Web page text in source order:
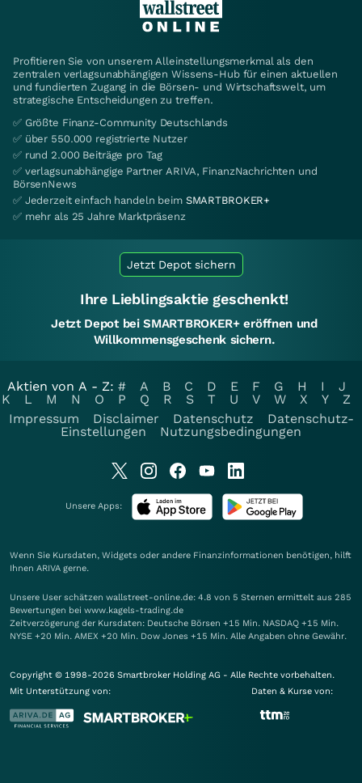
Profitieren Sie von unserem Alleinstellungsmerkmal als den
zentralen verlagsunabhängigen Wissens-Hub für einen aktuellen
und fundierten Zugang in die Börsen- und Wirtschaftswelt, um
strategische Entscheidungen zu treffen.
✅ Größte Finanz-Community Deutschlands
✅ über 550.000 registrierte Nutzer
✅ rund 2.000 Beiträge pro Tag
✅ verlagsunabhängige Partner ARIVA, FinanzNachrichten und
BörsenNews
✅ Jederzeit einfach handeln beim SMARTBROKER+
✅ mehr als 25 Jahre Marktpräsenz
Jetzt Depot sichern
Ihre Lieblingsaktie geschenkt!
Jetzt Depot bei SMARTBROKER+ eröffnen und
Willkommensgeschenk sichern.
Aktien von A - Z: # A B C D E F G H I
J
K
L M N O P Q R S T U V W X Y
Z
Impressum
Disclaimer Datenschutz
Datenschutz-
Einstellungen
Nutzungsbedingungen
Unsere Apps:
Wenn Sie Kursdaten, Widgets oder andere Finanzinformationen benötigen, hilft
Ihnen ARIVA gerne.
Unsere User schätzen wallstreet-online.de: 4.8 von 5 Sternen ermittelt aus 285
Bewertungen bei www.kagels-trading.de
Zeitverzögerung der Kursdaten: Deutsche Börsen +15 Min. NASDAQ +15 Min.
NYSE +20 Min. AMEX +20 Min. Dow Jones +15 Min. Alle Angaben ohne Gewähr.
Copyright © 1998-2026 Smartbroker Holding AG - Alle Rechte vorbehalten.
Mit Unterstützung von:
Daten & Kurse von: